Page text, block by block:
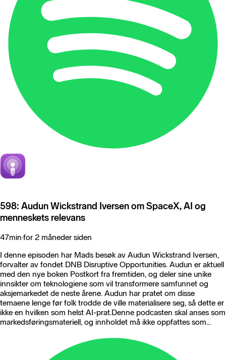
598: Audun Wickstrand Iversen om SpaceX, AI og
menneskets relevans
47min·for 2 måneder siden
I denne episoden har Mads besøk av Audun Wickstrand Iversen,
forvalter av fondet DNB Disruptive Opportunities. Audun er aktuell
med den nye boken Postkort fra fremtiden, og deler sine unike
innsikter om teknologiene som vil transformere samfunnet og
aksjemarkedet de neste årene. Audun har pratet om disse
temaene lenge før folk trodde de ville materialisere seg, så dette er
ikke en hvilken som helst AI-prat.Denne podcasten skal anses som
markedsføringsmateriell, og innholdet må ikke oppfattes som...